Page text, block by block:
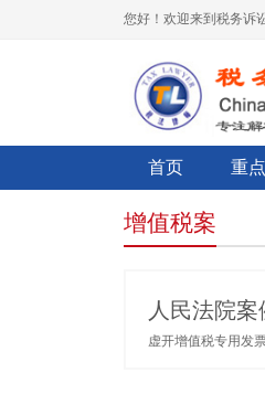
您好！欢迎来到税务诉
首页 重
增值税案
人民法院
虚开增值税专用发